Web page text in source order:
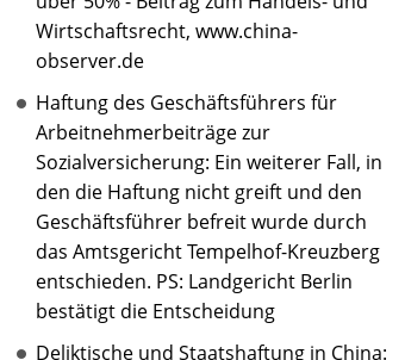
Wirtschaftsrecht, www.china-
observer.de
Haftung des Geschäftsführers für
Arbeitnehmerbeiträge zur
Sozialversicherung: Ein weiterer Fall, in
den die Haftung nicht greift und den
Geschäftsführer befreit wurde durch
das Amtsgericht Tempelhof-Kreuzberg
entschieden. PS: Landgericht Berlin
bestätigt die Entscheidung
Deliktische und Staatshaftung in China: